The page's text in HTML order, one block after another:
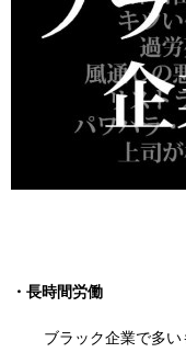
・長時間労働
ブラック企業で多い